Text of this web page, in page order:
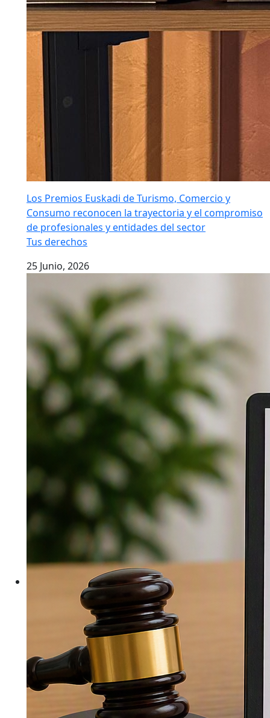
Los Premios Euskadi de Turismo, Comercio y
Consumo reconocen la trayectoria y el compromiso
de profesionales y entidades del sector
Tus derechos
25 Junio, 2026